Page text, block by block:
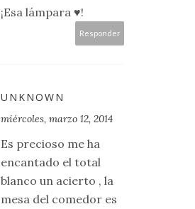
¡Esa lámpara ♥!
Responder
UNKNOWN
miércoles, marzo 12, 2014
Es precioso me ha
encantado el total
blanco un acierto , la
mesa del comedor es